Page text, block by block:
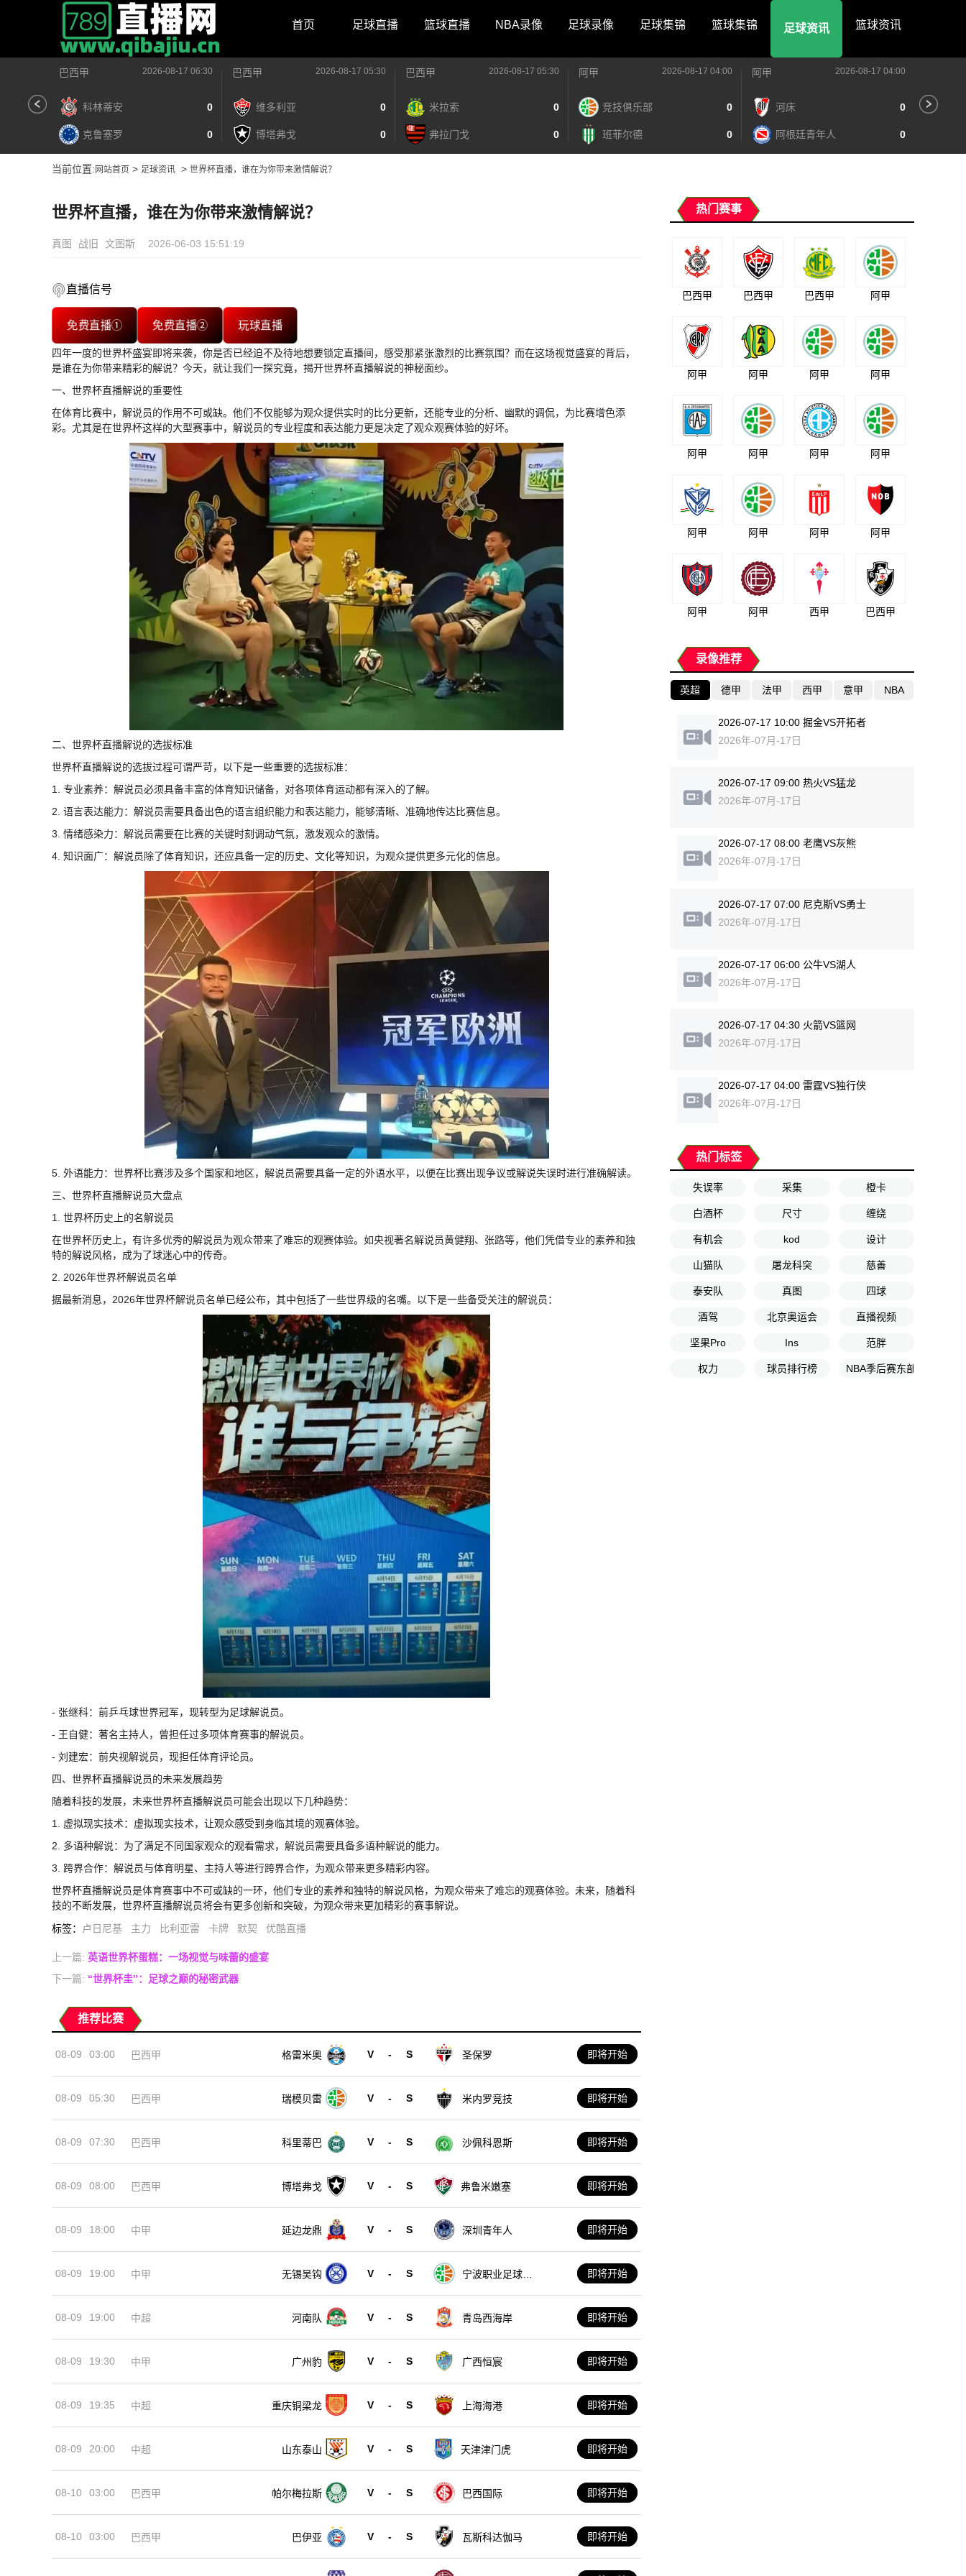
首页 足球直播 篮球直播 NBA录像 足球录像 足球集锦 篮球集锦 足球资讯 篮球资讯
巴西甲 2026-08-17 06:30
科林蒂安 0
克鲁塞罗 0
巴西甲 2026-08-17 05:30
维多利亚 0
博塔弗戈 0
巴西甲 2026-08-17 05:30
米拉索 0
弗拉门戈 0
阿甲 2026-08-17 04:00
竞技俱乐部 0
班菲尔德 0
阿甲 2026-08-17 04:00
河床 0
阿根廷青年人 0
当前位置: 网站首页 > 足球资讯 > 世界杯直播，谁在为你带来激情解说？
世界杯直播，谁在为你带来激情解说？
真图 战旧 文图斯 2026-06-03 15:51:19
直播信号
免费直播① 免费直播② 玩球直播
四年一度的世界杯盛宴即将来袭，你是否已经迫不及待地想要锁定直播间，感受那紧张激烈的比赛氛围？而在这场视觉盛宴的背后，
是谁在为你带来精彩的解说？今天，就让我们一探究竟，揭开世界杯直播解说的神秘面纱。
一、世界杯直播解说的重要性
在体育比赛中，解说员的作用不可或缺。他们不仅能够为观众提供实时的比分更新，还能专业的分析、幽默的调侃，为比赛增色添
彩。尤其是在世界杯这样的大型赛事中，解说员的专业程度和表达能力更是决定了观众观赛体验的好坏。
二、世界杯直播解说的选拔标准
世界杯直播解说的选拔过程可谓严苛，以下是一些重要的选拔标准：
1. 专业素养：解说员必须具备丰富的体育知识储备，对各项体育运动都有深入的了解。
2. 语言表达能力：解说员需要具备出色的语言组织能力和表达能力，能够清晰、准确地传达比赛信息。
3. 情绪感染力：解说员需要在比赛的关键时刻调动气氛，激发观众的激情。
4. 知识面广：解说员除了体育知识，还应具备一定的历史、文化等知识，为观众提供更多元化的信息。
5. 外语能力：世界杯比赛涉及多个国家和地区，解说员需要具备一定的外语水平，以便在比赛出现争议或解说失误时进行准确解读。
三、世界杯直播解说员大盘点
1. 世界杯历史上的名解说员
在世界杯历史上，有许多优秀的解说员为观众带来了难忘的观赛体验。如央视著名解说员黄健翔、张路等，他们凭借专业的素养和独
特的解说风格，成为了球迷心中的传奇。
2. 2026年世界杯解说员名单
据最新消息，2026年世界杯解说员名单已经公布，其中包括了一些世界级的名嘴。以下是一些备受关注的解说员：
- 张继科：前乒乓球世界冠军，现转型为足球解说员。
- 王自健：著名主持人，曾担任过多项体育赛事的解说员。
- 刘建宏：前央视解说员，现担任体育评论员。
四、世界杯直播解说员的未来发展趋势
随着科技的发展，未来世界杯直播解说员可能会出现以下几种趋势：
1. 虚拟现实技术：虚拟现实技术，让观众感受到身临其境的观赛体验。
2. 多语种解说：为了满足不同国家观众的观看需求，解说员需要具备多语种解说的能力。
3. 跨界合作：解说员与体育明星、主持人等进行跨界合作，为观众带来更多精彩内容。
世界杯直播解说员是体育赛事中不可或缺的一环，他们专业的素养和独特的解说风格，为观众带来了难忘的观赛体验。未来，随着科
技的不断发展，世界杯直播解说员将会有更多创新和突破，为观众带来更加精彩的赛事解说。
标签： 卢日尼基 主力 比利亚雷 卡牌 默契 优酷直播
上一篇: 英语世界杯蛋糕：一场视觉与味蕾的盛宴
下一篇: “世界杯圭”：足球之巅的秘密武器
推荐比赛
08-09 03:00 巴西甲 格雷米奥 V - S 圣保罗 即将开始
08-09 05:30 巴西甲 瑞模贝雷 V - S 米内罗竞技 即将开始
08-09 07:30 巴西甲 科里蒂巴 V - S 沙佩科恩斯 即将开始
08-09 08:00 巴西甲 博塔弗戈 V - S 弗鲁米嫩塞 即将开始
08-09 18:00 中甲 延边龙鼎 V - S 深圳青年人 即将开始
08-09 19:00 中甲 无锡吴钩 V - S
宁波职业足球俱
即将开始
08-09 19:00 中超 河南队 V - S 青岛西海岸 即将开始
08-09 19:30 中甲 广州豹 V - S 广西恒宸 即将开始
08-09 19:35 中超 重庆铜梁龙 V - S 上海海港 即将开始
08-09 20:00 中超 山东泰山 V - S 天津津门虎 即将开始
08-10 03:00 巴西甲 帕尔梅拉斯 V - S 巴西国际 即将开始
08-10 03:00 巴西甲 巴伊亚 V - S 瓦斯科达伽马 即将开始
热门赛事
巴西甲 巴西甲 巴西甲 阿甲
阿甲 阿甲 阿甲 阿甲
阿甲 阿甲 阿甲 阿甲
阿甲 阿甲 阿甲 阿甲
阿甲 阿甲 西甲 巴西甲
录像推荐
英超 德甲 法甲 西甲 意甲 NBA
2026-07-17 10:00 掘金VS开拓者
2026年-07月-17日
2026-07-17 09:00 热火VS猛龙
2026年-07月-17日
2026-07-17 08:00 老鹰VS灰熊
2026年-07月-17日
2026-07-17 07:00 尼克斯VS勇士
2026年-07月-17日
2026-07-17 06:00 公牛VS湖人
2026年-07月-17日
2026-07-17 04:30 火箭VS篮网
2026年-07月-17日
2026-07-17 04:00 雷霆VS独行侠
2026年-07月-17日
热门标签
失误率 采集 橙卡
白酒杯 尺寸 缠绕
有机会 kod 设计
山猫队 屠龙科突 慈善
泰安队 真图 四球
酒驾 北京奥运会 直播视频
坚果Pro Ins 范胖
权力 球员排行榜 NBA季后赛东部决赛G4